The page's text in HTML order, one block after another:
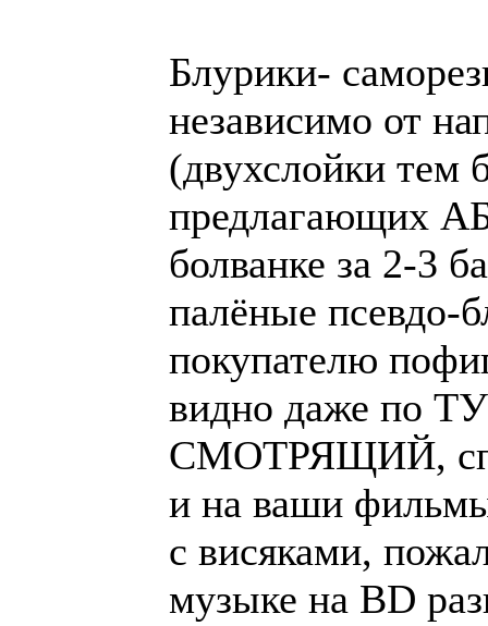
Блурики-
независимо от
(двухслойки тем
предлагающих
болванке за 2-3
палёные псевдо-
покупателю
видно даже по
СМОТРЯЩИЙ,
и на ваши фильмы
с висяками,
музыке на BD